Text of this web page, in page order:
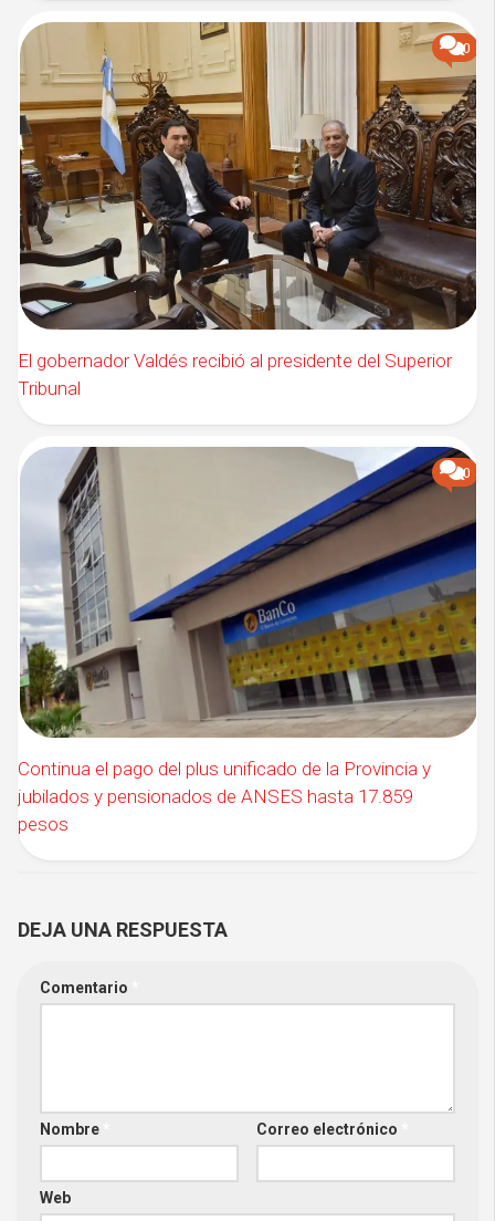
0
El gobernador Valdés recibió al presidente del Superior
Tribunal
0
Continua el pago del plus unificado de la Provincia y
jubilados y pensionados de ANSES hasta 17.859
pesos
DEJA UNA RESPUESTA
Comentario
Nombre Correo electrónico
Web